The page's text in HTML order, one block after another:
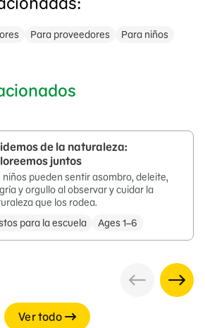
Para proveedores Para niños
de la naturaleza:
juntos
niños pueden sentir asombro, deleite,
y orgullo al observar y cuidar la
que los rodea.
para la escuela
Ages 1–6
Ver todo